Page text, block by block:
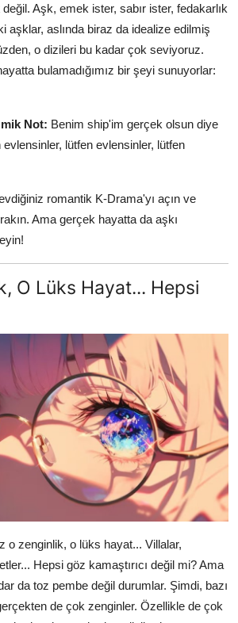
Aşk, emek ister, sabır ister, fedakarlık
aşklar, aslında biraz da idealize edilmiş
o dizileri bu kadar çok seviyoruz.
bulamadığımız bir şeyi sunuyorlar:
Not: Benim ship'im gerçek olsun diye
lütfen evlensinler, lütfen
romantik K-Drama'yı açın ve
Ama gerçek hayatta da aşkı
O Lüks Hayat... Hepsi
o zenginlik, o lüks hayat... Villalar,
Hepsi göz kamaştırıcı değil mi? Ama
da toz pembe değil durumlar. Şimdi, bazı
de çok zenginler. Özellikle de çok